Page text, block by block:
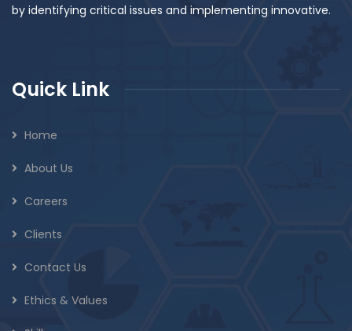
by identifying critical issues and implementing innovative.
Quick Link
Home
About Us
Careers
Clients
Contact Us
Ethics & Values